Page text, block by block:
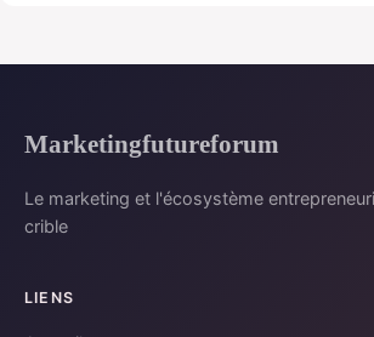
Marketingfutureforum
Le marketing et l'écosystème
crible
LIENS